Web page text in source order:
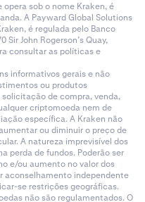
sob o nome Kraken, é
A Payward Global Solutions
é regulada pelo Banco
John Rogerson’s Quay,
consultar as políticas e
informativos gerais e não
ou produtos
de compra, venda,
criptomoeda nem de
específica. A Kraken não
ou diminuir o preço de
A natureza imprevisível dos
perda de fundos. Poderão ser
e/ou aumento no valor dos
aconselhamento independente
se restrições geográficas.
não são regulamentados. O